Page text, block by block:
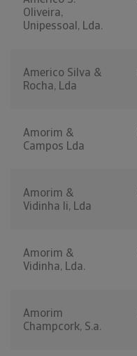
Oliveira,
Unipessoal, Lda.
Americo Silva &
Rocha, Lda
Amorim &
Campos Lda
Amorim &
Vidinha Ii, Lda
Amorim &
Vidinha, Lda.
Amorim
Champcork, S.a.